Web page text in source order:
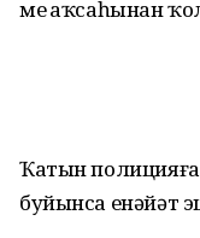
мең аҡсаһынан
Ҡатын
буйынса енәйәт